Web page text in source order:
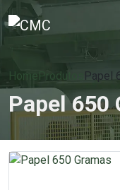
Home Produtos Papel
Papel 650